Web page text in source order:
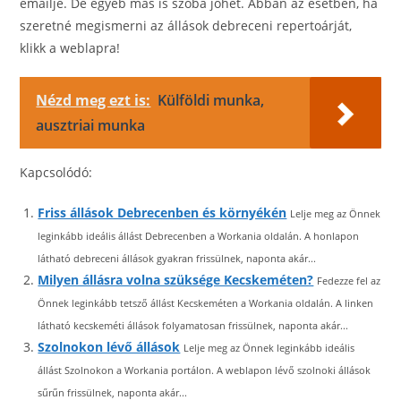
szeretné megismerni az állások debreceni repertoárját,
klikk a weblapra!
Nézd meg ezt is: Külföldi munka,
ausztriai munka
Kapcsolódó:
Friss állások Debrecenben és környékén Lelje meg az Önnek
leginkább ideális állást Debrecenben a Workania oldalán. A honlapon
látható debreceni állások gyakran frissülnek, naponta akár...
Milyen állásra volna szüksége Kecskeméten? Fedezze fel az
Önnek leginkább tetsző állást Kecskeméten a Workania oldalán. A linken
látható kecskeméti állások folyamatosan frissülnek, naponta akár...
Szolnokon lévő állások Lelje meg az Önnek leginkább ideális
állást Szolnokon a Workania portálon. A weblapon lévő szolnoki állások
sűrűn frissülnek, naponta akár...